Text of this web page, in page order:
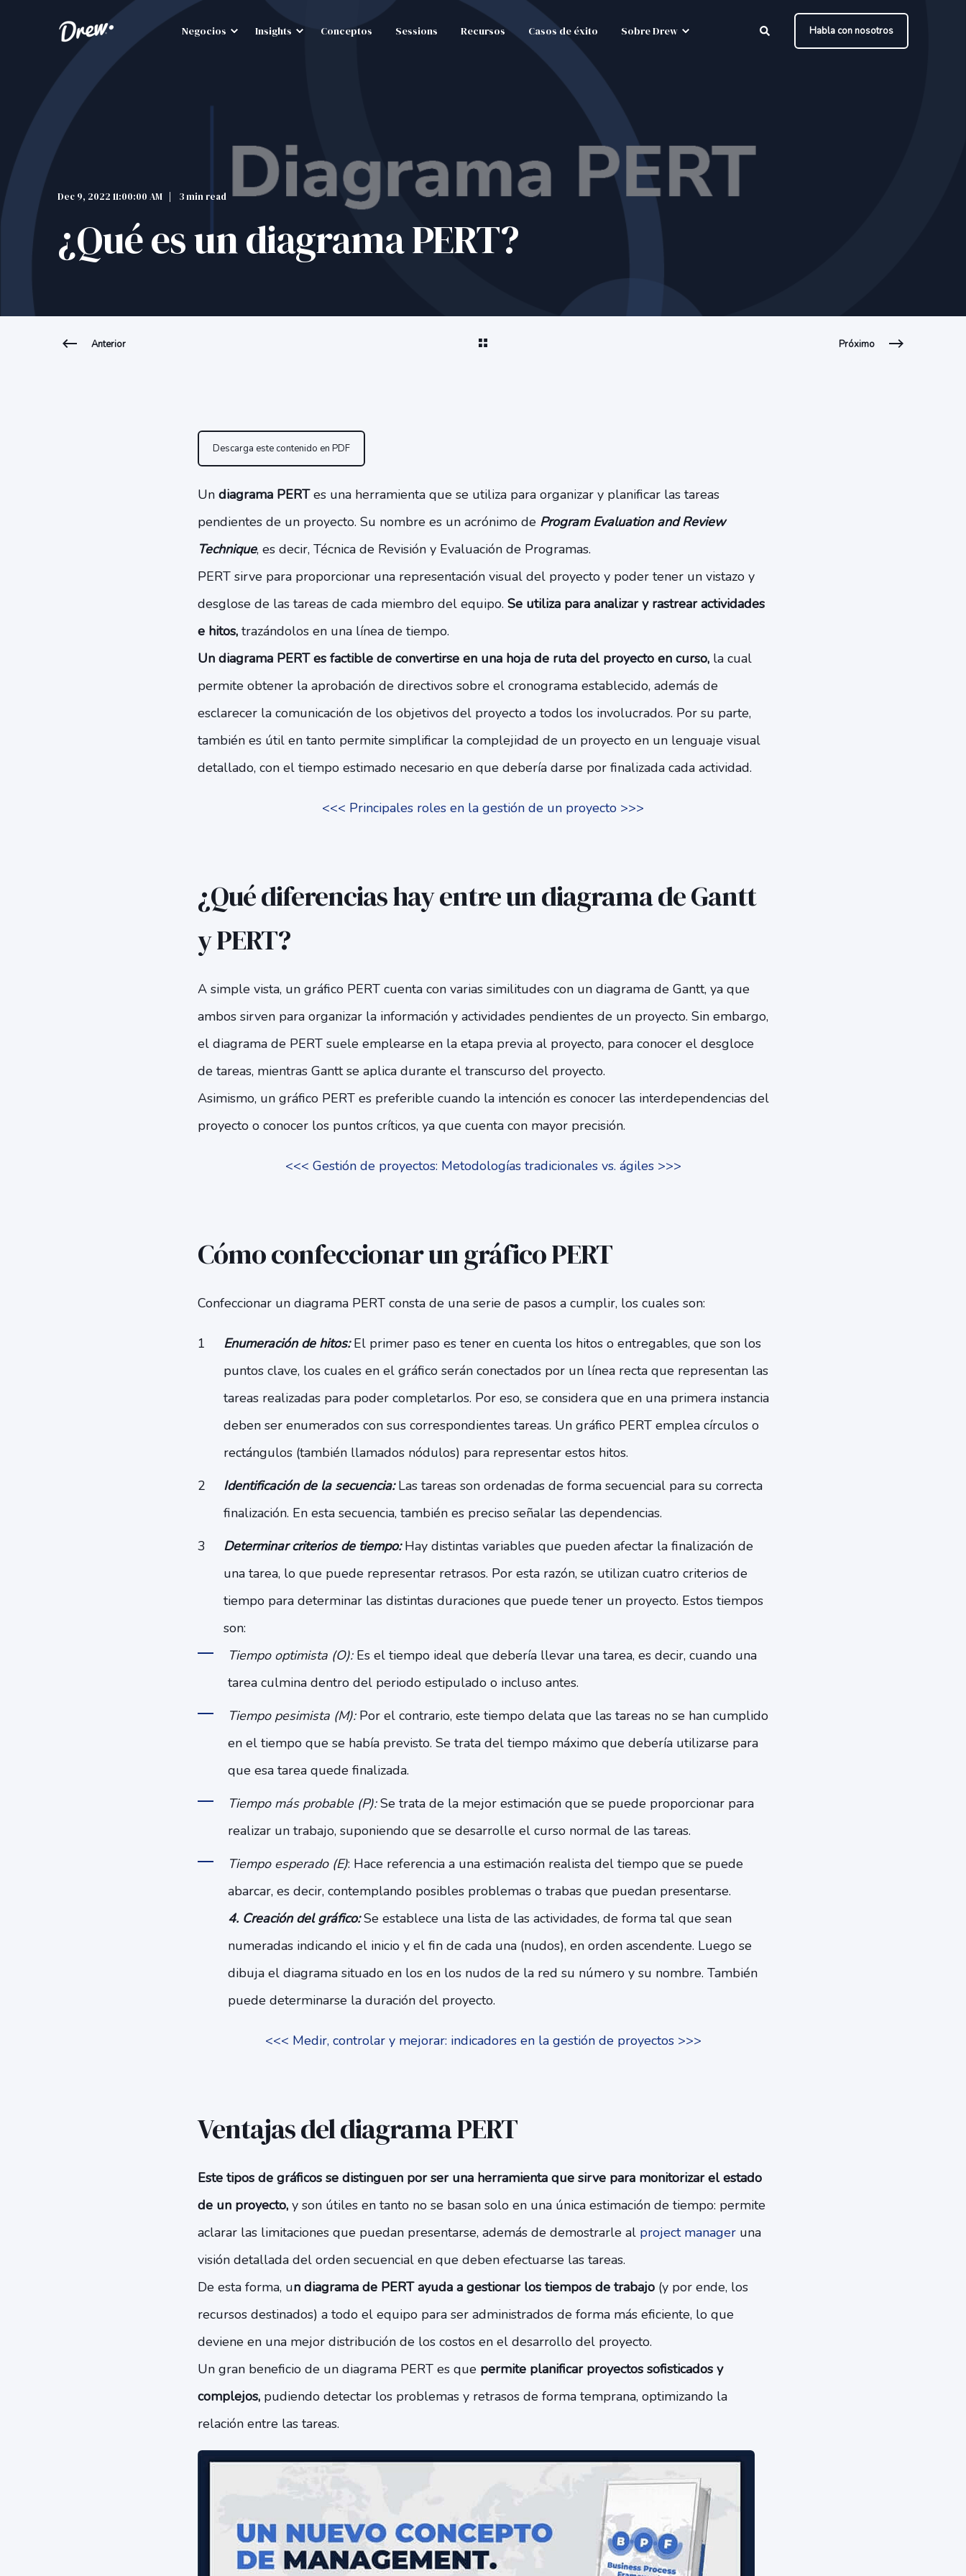
Negocios Insights Conceptos Sessions Recursos Casos de éxito Sobre Drew Habla con nosotros
Dec 9, 2022 11:00:00 AM 3 min read
¿Qué es un diagrama PERT?
Anterior Próximo
Descarga este contenido en PDF
Un diagrama PERTes una herramienta que se utiliza para organizar y planificar las tareas
pendientes de un proyecto. Su nombre es un acrónimo de Program Evaluation and Review
Technique, es decir, Técnica de Revisión y Evaluación de Programas.
PERT sirve para proporcionar una representación visual del proyecto y poder tener un vistazo y
desglose de las tareas de cada miembro del equipo. Se utiliza para analizar y rastrear actividades
e hitos,trazándolos en una línea de tiempo.
Un diagrama PERT es factible de convertirse en una hoja de ruta del proyecto en curso,la cual
permite obtener la aprobación de directivos sobre el cronograma establecido, además de
esclarecer la comunicación de los objetivos del proyecto a todos los involucrados. Por su parte,
también es útil en tanto permite simplificar la complejidad de un proyecto en un lenguaje visual
detallado, con el tiempo estimado necesario en que debería darse por finalizada cada actividad.
<<< Principales roles en la gestión de un proyecto >>>
¿Qué diferencias hay entre un diagrama de Gantt
y PERT?
A simple vista, un gráfico PERT cuenta con varias similitudes con un diagrama de Gantt, ya que
ambos sirven para organizar la información y actividades pendientes de un proyecto. Sin embargo,
el diagrama de PERT suele emplearse en la etapa previa al proyecto, para conocer el desgloce
de tareas, mientras Gantt se aplica durante el transcurso del proyecto.
Asimismo, un gráfico PERT es preferible cuando la intención es conocer las interdependencias del
proyecto o conocer los puntos críticos, ya que cuenta con mayor precisión.
<<< Gestión de proyectos: Metodologías tradicionales vs. ágiles >>>
Cómo confeccionar un gráfico PERT
Confeccionar un diagrama PERT consta de una serie de pasos a cumplir, los cuales son:
Enumeración de hitos: El primer paso es tener en cuenta los hitos o entregables, que son los
puntos clave, los cuales en el gráfico serán conectados por un línea recta que representan las
tareas realizadas para poder completarlos. Por eso, se considera que en una primera instancia
deben ser enumerados con sus correspondientes tareas. Un gráfico PERT emplea círculos o
rectángulos (también llamados nódulos) para representar estos hitos.
Identificación de la secuencia:Las tareas son ordenadas de forma secuencial para su correcta
finalización. En esta secuencia, también es preciso señalar las dependencias.
Determinar criterios de tiempo:Hay distintas variables que pueden afectar la finalización de
una tarea, lo que puede representar retrasos. Por esta razón, se utilizan cuatro criterios de
tiempo para determinar las distintas duraciones que puede tener un proyecto. Estos tiempos
son:
Tiempo optimista (O):Es el tiempo ideal que debería llevar una tarea, es decir, cuando una
tarea culmina dentro del periodo estipulado o incluso antes.
Tiempo pesimista (M):Por el contrario, este tiempo delata que las tareas no se han cumplido
en el tiempo que se había previsto. Se trata del tiempo máximo que debería utilizarse para
que esa tarea quede finalizada.
Tiempo más probable (P):Se trata de la mejor estimación que se puede proporcionar para
realizar un trabajo, suponiendo que se desarrolle el curso normal de las tareas.
Tiempo esperado (E): Hace referencia a una estimación realista del tiempo que se puede
abarcar, es decir, contemplando posibles problemas o trabas que puedan presentarse.
4. Creación del gráfico:Se establece una lista de las actividades, de forma tal que sean
numeradas indicando el inicio y el fin de cada una (nudos), en orden ascendente. Luego se
dibuja el diagrama situado en los en los nudos de la red su número y su nombre. También
puede determinarse la duración del proyecto.
<<< Medir, controlar y mejorar: indicadores en la gestión de proyectos >>>
Ventajas del diagrama PERT
Este tipos de gráficos se distinguen por ser una herramienta que sirve para monitorizar el estado
de un proyecto,y son útiles en tanto no se basan solo en una única estimación de tiempo: permite
aclarar las limitaciones que puedan presentarse, además de demostrarle al project manageruna
visión detallada del orden secuencial en que deben efectuarse las tareas.
De esta forma, un diagrama de PERT ayuda a gestionar los tiempos de trabajo(y por ende, los
recursos destinados) a todo el equipo para ser administrados de forma más eficiente, lo que
deviene en una mejor distribución de los costos en el desarrollo del proyecto.
Un gran beneficio de un diagrama PERT es que permite planificar proyectos sofisticados y
complejos,pudiendo detectar los problemas y retrasos de forma temprana, optimizando la
relación entre las tareas.